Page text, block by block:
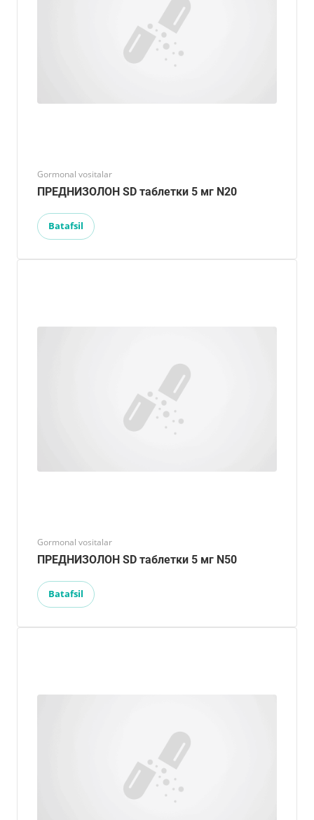
Gormonal vositalar
ПРЕДНИЗОЛОН SD таблетки 5 мг N20
Batafsil
Gormonal vositalar
ПРЕДНИЗОЛОН SD таблетки 5 мг N50
Batafsil